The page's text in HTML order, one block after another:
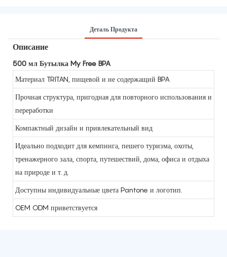
Деталь Продукта
Описание
500 мл Бутылка My Free BPA
Материал TRITAN, пищевой и не содержащий BPA
Прочная структура, пригодная для повторного использования и
переработки
Компактный дизайн и привлекательный вид
Идеально подходит для кемпинга, пешего туризма, охоты,
тренажерного зала, спорта, путешествий, дома, офиса и отдыха
на природе и т. д.
Доступны индивидуальные цвета Pantone и логотип.
OEM ODM приветствуется